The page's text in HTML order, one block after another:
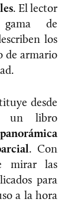
. El lector
de
los
de armario
desde
un libro
panorámica
. Con
mirar las
para
a la hora